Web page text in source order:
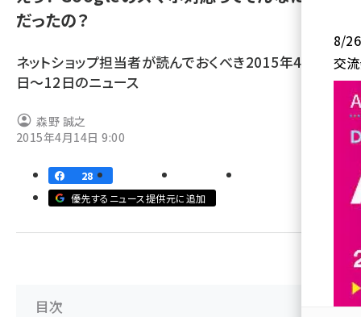
amazon (2253)
楽天 (1873)
アスクル (1122)
ビィ・フォアード (776)
だったの？
ネットショップ担当者が読んでおくべき2015年4月6
日〜12日のニュース
森野 誠之
2015年4月14日 9:00
28
優先するニュース提供元に追加
目次
8/26
交